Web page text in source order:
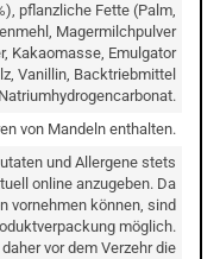
pflanzliche Fette (Palm,
Magermilchpulver
Kakaomasse, Emulgator
Vanillin, Backtriebmittel
Natriumhydrogencarbonat.
von Mandeln enthalten.
und Allergene stets
online anzugeben. Da
vornehmen können, sind
möglich.
vor dem Verzehr die